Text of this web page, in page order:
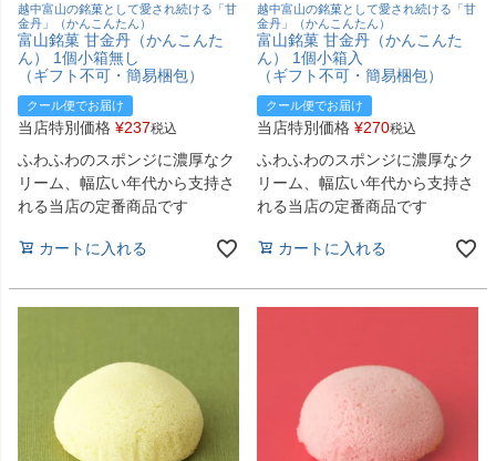
越中富山の銘菓として愛され続ける「甘
金丹」（かんこんたん）
富山銘菓 甘金丹（かんこんた
ん） 1個小箱無し
（ギフト不可・簡易梱包）
クール便でお届け
当店特別価格 ¥237税込
ふわふわのスポンジに濃厚なク
リーム、幅広い年代から支持さ
れる当店の定番商品です
カートに入れる
越中富山の銘菓として愛され続ける「甘
金丹」（かんこんたん）
富山銘菓 甘金丹（かんこんた
ん） 1個小箱入
（ギフト不可・簡易梱包）
クール便でお届け
当店特別価格 ¥270税込
ふわふわのスポンジに濃厚なク
リーム、幅広い年代から支持さ
れる当店の定番商品です
カートに入れる